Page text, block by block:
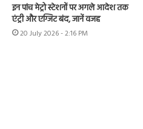
इन पांच मेट्रो स्टेशनों पर अगले आदेश तक
एंट्री और एग्जिट बंद, जानें वजह
20 July 2026 - 2:16 PM